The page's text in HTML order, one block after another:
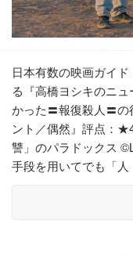
日本有数の映画ガイ
る『高橋ヨシキのニュ
かった〓報復殺人〓
ント／偶然』評点：
讐」のパラドックス
手段を用いてでも「人